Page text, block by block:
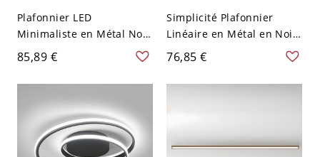
Plafonnier LED
Minimaliste en Métal Noir
Linéaire Luminaire
Encastré pour Salon - Noir
110 V-120 V 80,01 cm
85,89 €
Simplicité Plafonnier
Linéaire en Métal en Noir
1-Lumière Lampe
Encastrée pour Couloir -
Noir 110 V-120 V 59,69 cm
76,85 €